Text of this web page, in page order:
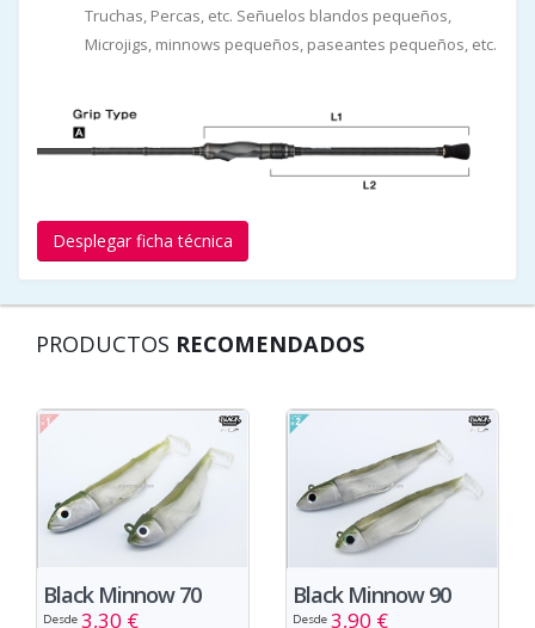
Truchas, Percas, etc. Señuelos blandos pequeños,
Microjigs, minnows pequeños, paseantes pequeños, etc.
Desplegar ficha técnica
PRODUCTOS RECOMENDADOS
Black Minnow 70
Desde 3,30 €
Black Minnow 90
Desde 3,90 €